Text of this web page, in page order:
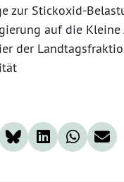
zur Stickoxid-
auf die Kleine
der